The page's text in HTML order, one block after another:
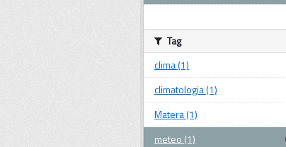
Tag
clima (1)
climatologia (1)
Matera (1)
meteo (1)